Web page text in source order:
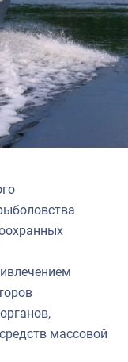
массовой